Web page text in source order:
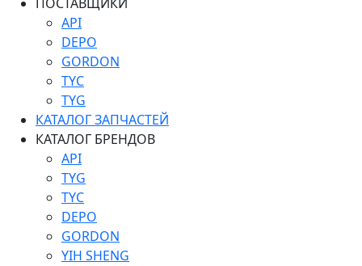
API
DEPO
GORDON
TYC
TYG
КАТАЛОГ ЗАПЧАСТЕЙ
КАТАЛОГ БРЕНДОВ
API
TYG
TYC
DEPO
GORDON
YIH SHENG